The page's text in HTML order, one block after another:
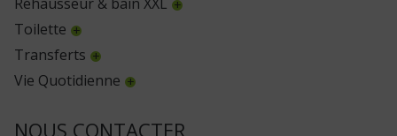
Toilette
Transferts
Vie Quotidienne
NOUS CONTACTER